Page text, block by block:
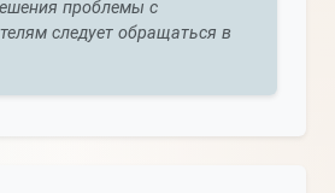
проблемы с
следует обращаться в